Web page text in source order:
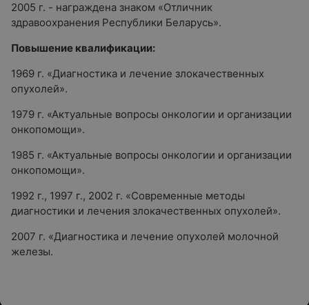
2005 г. - награждена знаком «Отличник
здравоохранения Республики Беларусь».
Повышение квалификации:
1969 г. «Диагностика и лечение злокачественных
опухолей».
1979 г. «Актуальные вопросы онкологии и организации
онкопомощи».
1985 г. «Актуальные вопросы онкологии и организации
онкопомощи».
1992 г., 1997 г., 2002 г. «Современные методы
диагностики и лечения злокачественных опухолей».
2007 г. «Диагностика и лечение опухолей молочной
железы.